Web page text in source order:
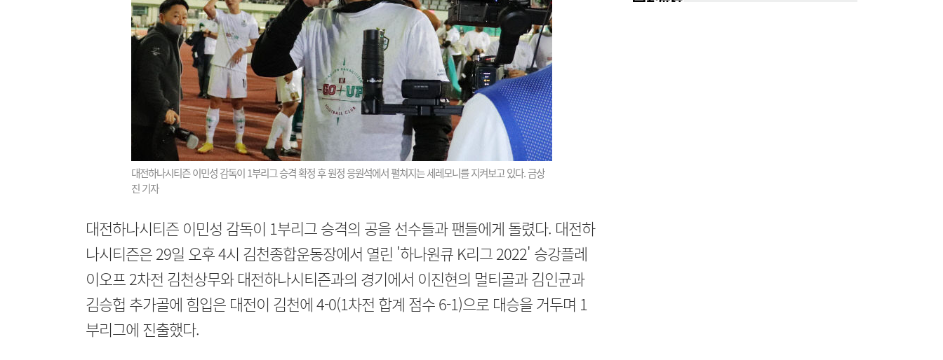
대전하나시티즌 이민성 감독이 1부리그 승격 확정 후 원정 응원석에서 펼쳐지는 세레모니를 지켜보고 있다. 금상
진 기자
대전하나시티즌 이민성 감독이 1부리그 승격의 공을 선수들과 팬들에게 돌렸다. 대전하
나시티즌은 29일 오후 4시 김천종합운동장에서 열린 '하나원큐 K리그 2022' 승강플레
이오프 2차전 김천상무와 대전하나시티즌과의 경기에서 이진현의 멀티골과 김인균과
김승헙 추가골에 힘입은 대전이 김천에 4-0(1차전 합계 점수 6-1)으로 대승을 거두며 1
부리그에 진출했다.